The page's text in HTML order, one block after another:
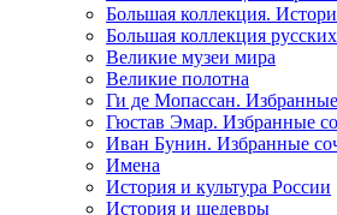
Большая коллекция.
Большая коллекция
Великие музеи мира
Великие полотна
Ги де Мопассан.
Гюстав Эмар. Избранные
Иван Бунин. Избранные
Имена
История и культура России
История и шедевры